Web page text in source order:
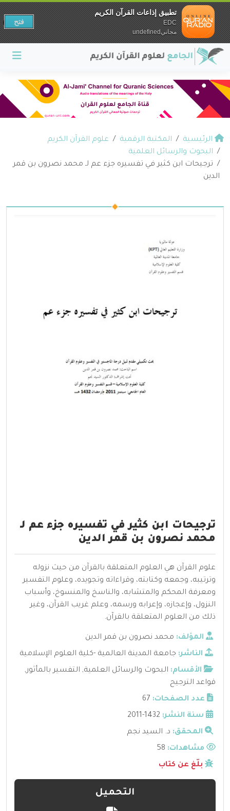
الرئيسية المكتبة الرقمية
علوم القرآن الكريم
البحوث والرسائل العلمية
ترجيحات ابن كثير في تفسيره جزء عم لـ محمد نصرون بن قمر
الدين
ترجيحات ابن كثير في تفسيره جزء عم لـ
محمد نصرون بن قمر الدين
علوم القرآن هي العلوم المتعلقة بالقرآن من حيث نزوله
وترتيبه، وجمعه وكتابته، وقراءاته وتجويده، وعلوم التفسير
ومعرفة المحكم والمتشابه، والناسخ والمنسوخ، وأسباب
النزول، وإعجازه، وإعرابه ورسمه، وعلم غريب القرآن، وغير
ذلك من العلوم المتعلقة بالقرآن.
المؤلف: محمد نصرون بن قمر الدين
الناشر: جامعة المدينة العالمية -كلية العلوم الإسلامية
الأقسام: البحوث والرسائل العلمية, التفسير بالمأثور,
قواعد الترجيح
عدد الصفحات: 67
سنة النشر: 1432-2011
المحقق: د. السيد نجم
مشاهدات:
بلّغ عن كتاب
التحميل
تطبيق إذاعات القرآن الكريم
EDC
مجانيundefined
فتح